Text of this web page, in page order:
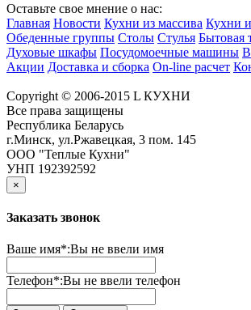
Оставьте свое мнение о нас:
Главная Новости Кухни из массива Кухни
Обеденные группы Столы Стулья Бытовая
Духовые шкафы Посудомоечные машины
Акции Доставка и сборка On-line расчет
Copyright © 2006-2015 L КУХНИ
Все права защищены
Республика Беларусь
г.Минск, ул.Ржавецкая, 3 пом. 145
ООО "Теплые Кухни"
УНП 192392592
×
Заказать звонок
Ваше имя*:Вы не ввели имя
Телефон*:Вы не ввели телефон